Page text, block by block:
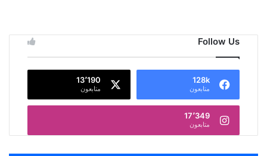
Follow Us
128k
متابعون
13٬190
متابعون
17٬349
متابعون